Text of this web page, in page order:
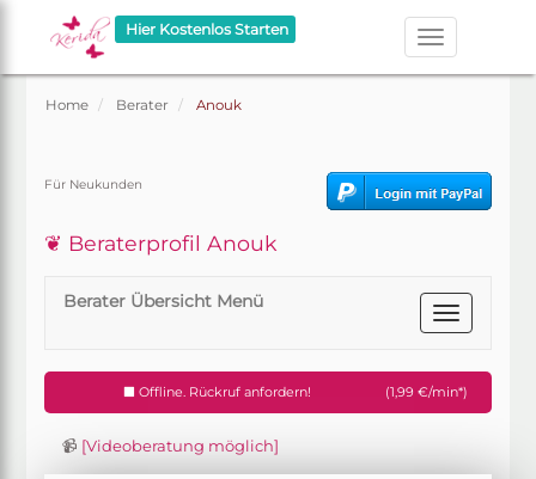
Hier Kostenlos Starten
Home Berater Anouk
Für Neukunden
❦ Beraterprofil Anouk
Berater Übersicht Menü
Offline. Rückruf anfordern! (1,99 €/min*)
📹 [Videoberatung möglich]